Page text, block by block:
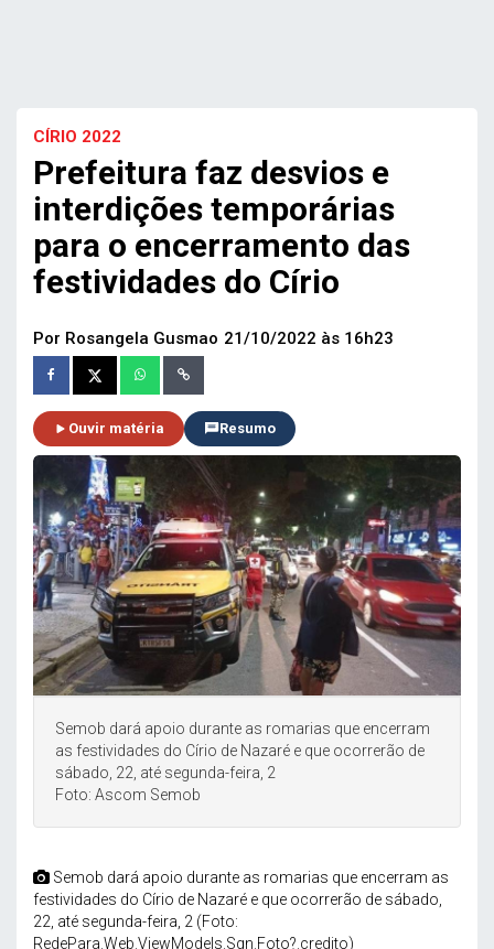
CÍRIO 2022
Prefeitura faz desvios e
interdições temporárias
para o encerramento das
festividades do Círio
Por Rosangela Gusmao 21/10/2022 às 16h23
Ouvir matéria Resumo
Semob dará apoio durante as romarias que encerram
as festividades do Círio de Nazaré e que ocorrerão de
sábado, 22, até segunda-feira, 2
Foto: Ascom Semob
Semob dará apoio durante as romarias que encerram as
festividades do Círio de Nazaré e que ocorrerão de sábado,
22, até segunda-feira, 2 (Foto:
RedePara.Web.ViewModels.Sgn.Foto?.credito)